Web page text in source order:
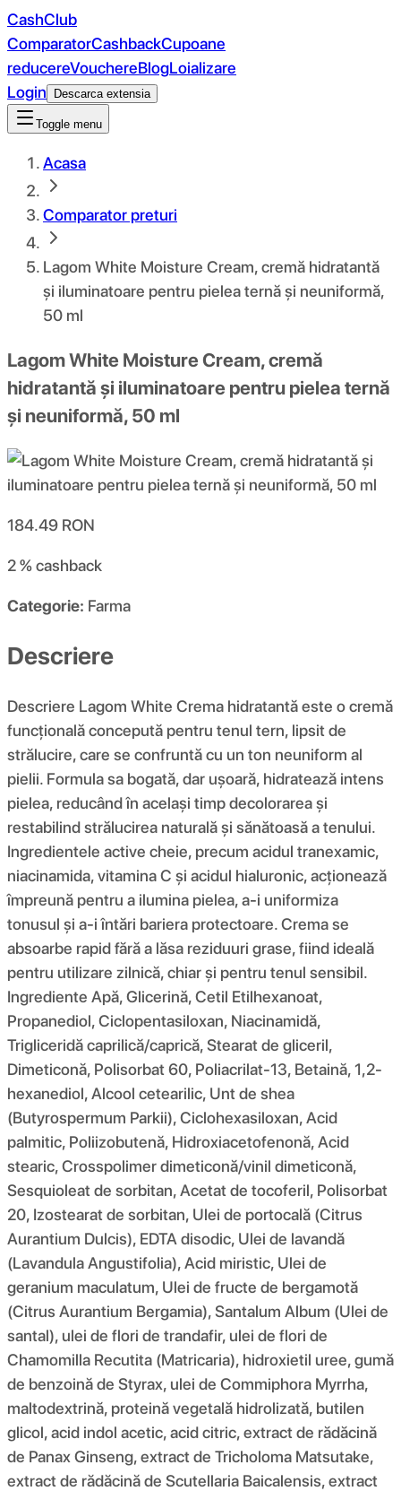
CashClub
ComparatorCashbackCupoane
reducereVouchereBlogLoializare
Login
Descarca extensia
Toggle menu
Acasa
Comparator preturi
Lagom White Moisture Cream, cremă hidratantă
și iluminatoare pentru pielea ternă și neuniformă,
50 ml
Lagom White Moisture Cream, cremă
hidratantă și iluminatoare pentru pielea ternă
și neuniformă, 50 ml
184.49 RON
2 %cashback
Categorie: Farma
Descriere
Descriere Lagom White Crema hidratantă este o cremă
funcțională concepută pentru tenul tern, lipsit de
strălucire, care se confruntă cu un ton neuniform al
pielii. Formula sa bogată, dar ușoară, hidratează intens
pielea, reducând în același timp decolorarea și
restabilind strălucirea naturală și sănătoasă a tenului.
Ingredientele active cheie, precum acidul tranexamic,
niacinamida, vitamina C și acidul hialuronic, acționează
împreună pentru a ilumina pielea, a-i uniformiza
tonusul și a-i întări bariera protectoare. Crema se
absoarbe rapid fără a lăsa reziduuri grase, fiind ideală
pentru utilizare zilnică, chiar și pentru tenul sensibil.
Ingrediente Apă, Glicerină, Cetil Etilhexanoat,
Propanediol, Ciclopentasiloxan, Niacinamidă,
Trigliceridă caprilică/caprică, Stearat de gliceril,
Dimeticonă, Polisorbat 60, Poliacrilat-13, Betaină, 1,2-
hexanediol, Alcool cetearilic, Unt de shea
(Butyrospermum Parkii), Ciclohexasiloxan, Acid
palmitic, Poliizobutenă, Hidroxiacetofenonă, Acid
stearic, Crosspolimer dimeticonă/vinil dimeticonă,
Sesquioleat de sorbitan, Acetat de tocoferil, Polisorbat
20, Izostearat de sorbitan, Ulei de portocală (Citrus
Aurantium Dulcis), EDTA disodic, Ulei de lavandă
(Lavandula Angustifolia), Acid miristic, Ulei de
geranium maculatum, Ulei de fructe de bergamotă
(Citrus Aurantium Bergamia), Santalum Album (Ulei de
santal), ulei de flori de trandafir, ulei de flori de
Chamomilla Recutita (Matricaria), hidroxietil uree, gumă
de benzoină de Styrax, ulei de Commiphora Myrrha,
maltodextrină, proteină vegetală hidrolizată, butilen
glicol, acid indol acetic, acid citric, extract de rădăcină
de Panax Ginseng, extract de Tricholoma Matsutake,
extract de rădăcină de Scutellaria Baicalensis, extract